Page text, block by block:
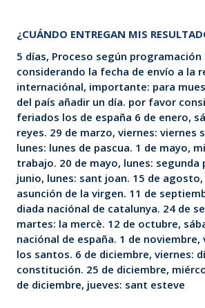
¿CUÁNDO ENTREGAN MIS
5 días, Proceso según programación
considerando la fecha de envío a la
internaciónal, importante: para
del país añadir un día. por favor
feriados los de españa 6 de enero,
reyes. 29 de marzo, viernes: viernes
lunes: lunes de pascua. 1 de mayo,
trabajo. 20 de mayo, lunes: segunda
junio, lunes: sant joan. 15 de agosto,
asunción de la virgen. 11 de
diada naciónal de catalunya. 24 de
martes: la mercè. 12 de octubre,
naciónal de españa. 1 de
los santos. 6 de diciembre, viernes:
constitución. 25 de diciembre,
de diciembre, jueves: sant esteve